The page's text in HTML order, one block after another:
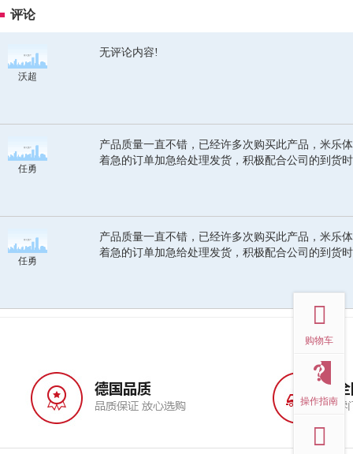
评论
沃超
无评论内容!
任勇
产品质量一直不错，已经许多次购买此产品，米乐
着急的订单加急给处理发货，积极配合公司的到货
任勇
产品质量一直不错，已经许多次购买此产品，米乐
着急的订单加急给处理发货，积极配合公司的到货
购物车
操作指南